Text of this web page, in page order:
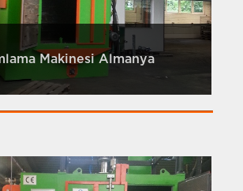
Makinesi Almanya